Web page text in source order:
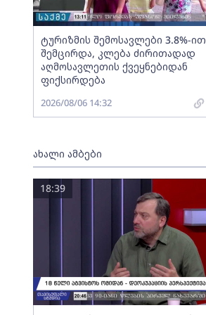
ტურიზმის შემოსავლები 3.8%-ით
შემცირდა, კლება ძირითადად
აღმოსავლეთის ქვეყნებიდან
ფიქსირდება
2026/08/06 14:32
ახალი ამბები
18:39